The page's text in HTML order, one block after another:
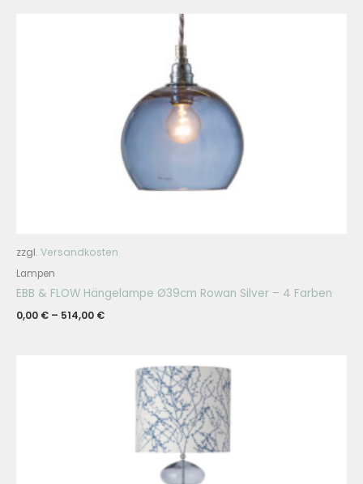
zzgl. Versandkosten
Lampen
EBB & FLOW Hängelampe Ø39cm Rowan Silver – 4 Farben
0,00 € – 514,00 €